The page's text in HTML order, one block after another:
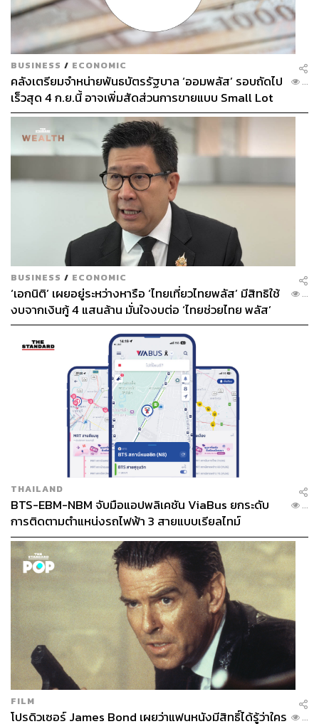
แม้ตลาดประกันภัยในไทยจะมีขนาดค่อนข้างใหญ่เมื่อเทียบ
กับกลุ่มประเทศในระดับการพัฒนาเดียวกัน แต่ปัจจุบันครัว
เรือนรายได้น้อยและธุรกิจขนาดเล็กจำนวนมากยังไม่
สามารถเข้าถึงประกันภัยได้อย่างเหมาะสม ส่วนหนึ่งมาจาก
อุปสรรคด้านข้อมูลข่าวสารที่ไม่สมบูรณ์ในการประเมิน
ความเสี่ยง ทำให้การจัดทำสัญญาประกันไม่คุ้มค่า ความ
ก้าวหน้าของเทคโนโลยีสารสนเทศและการวิเคราะห์ข้อมูล
ความเสี่ยง ทั้งการใช้แพลตฟอร์มดิจิทัลและ Remote
Sensing ช่วยให้ผู้รับประกันเข้าถึงข้อมูลที่แม่นยำและหลาก
หลายมากขึ้น ตัวอย่างเช่น ACRE Africa ที่ประสบความ
สำเร็จในการออกแบบผลิตภัณฑ์ประกันภัยพืชผลในประเทศ
แถบแอฟริกาตะวันออก สำหรับไทย ความหลากหลาย
ระหว่างพื้นที่ทั้งในแง่ของประเภทของผลผลิตทางการเกษตร
และช่วงเวลาเพาะปลูกจะเอื้อให้บริษัทประกันสามารถ
กระจายความเสี่ยงในการรับประกันภัยได้ดียิ่งขึ้น
คุณภาพที่ 2คนในระบบเศรษฐกิจควรเติบโตจากการพัฒนา
และปรับตัวให้ทันกับภูมิทัศน์ทางเศรษฐกิจ สังคม และ
เทคโนโลยี ที่กำลังเปลี่ยนไป
ในการสนับสนุนให้คนจากโลกใบแรกปรับตัวและพัฒนาให้
ทันภูมิทัศน์ทางเศรษฐกิจ ผู้ดำเนินนโยบายจะเป็นกลไกเสริม
ผ่านการหาโอกาสทางธุรกิจผ่านการเจรจาทางการค้าและ
การลงทุนกลับมาให้ธุรกิจภายในประเทศ มองไปข้างหน้า
ห่วงโซ่การผลิตโลกเปลี่ยนแปลงไปจากผลของความขัดแย้ง
ทางภูมิศาสตร์ระหว่างสหรัฐฯ และจีน ไทยยังมีโอกาสที่จะ
เชื่อมต่อเข้ากับห่วงโซ่การค้าที่กำลังเปลี่ยนไป หากสามารถ
สร้างสภาพแวดล้อมที่เอื้อต่อการลงทุน ปรับกระบวนการที่
เกี่ยวข้องกับการลงทุนให้กระชับและยืดหยุ่น และพัฒนาระบบ
การเงินเพื่อส่งเสริมการระดมทุนเพิ่มเติม
คุณภาพที่ 3ทุกคนในระบบเศรษฐกิจควรมีโอกาสในการ
สร้างมูลค่าทางเศรษฐกิจและเติบโตไปพร้อมกัน
เพื่อให้ทุกคนมีส่วนร่วมในการสร้างมูลค่าทางเศรษฐกิจและ
เติบโตไปพร้อมกัน ผู้ดำเนินนโยบายจะมีบทบาทในฐานะผู้
ออกแบบกติกาของการจัดสรรทรัพยากรทางเศรษฐกิจและ
การแข่งขัน เพื่อการสร้างโอกาสให้คนจากโลกใบรองเข้าถึง
ทรัพยากร สามารถแข่งขันและเติบโตได้ นั่นคือ
โอกาสในการเข้าถึงทรัพยากรทางเศรษฐกิจ โดยเฉพาะ
BUSINESS / ECONOMIC
คลังเตรียมจำหน่ายพันธบัตรรัฐบาล ‘ออมพลัส’ รอบถัดไป
เร็วสุด 4 ก.ย.นี้ อาจเพิ่มสัดส่วนการขายแบบ Small Lot
First มากขึ้น
...
BUSINESS / ECONOMIC
‘เอกนิติ’ เผยอยู่ระหว่างหารือ ‘ไทยเที่ยวไทยพลัส’ มีสิทธิใช้
งบจากเงินกู้ 4 แสนล้าน มั่นใจงบต่อ ‘ไทยช่วยไทย พลัส’
เฟส 2 มีเพียงพอ
...
THAILAND
BTS-EBM-NBM จับมือแอปพลิเคชัน ViaBus ยกระดับ
การติดตามตำแหน่งรถไฟฟ้า 3 สายแบบเรียลไทม์
...
FILM
โปรดิวเซอร์ James Bond เผยว่าแฟนหนังมีสิทธิ์ได้รู้ว่าใคร
...